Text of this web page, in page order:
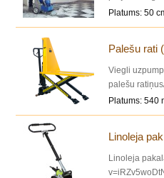
garantē
Platums: 50
Palešu rati
Viegli
palešu
Platums: 540
Linoleja
Linoleja